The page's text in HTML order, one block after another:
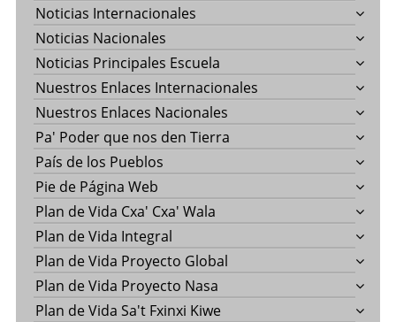
Noticias Internacionales
Noticias Nacionales
Noticias Principales Escuela
Nuestros Enlaces Internacionales
Nuestros Enlaces Nacionales
Pa' Poder que nos den Tierra
País de los Pueblos
Pie de Página Web
Plan de Vida Cxa' Cxa' Wala
Plan de Vida Integral
Plan de Vida Proyecto Global
Plan de Vida Proyecto Nasa
Plan de Vida Sa't Fxinxi Kiwe